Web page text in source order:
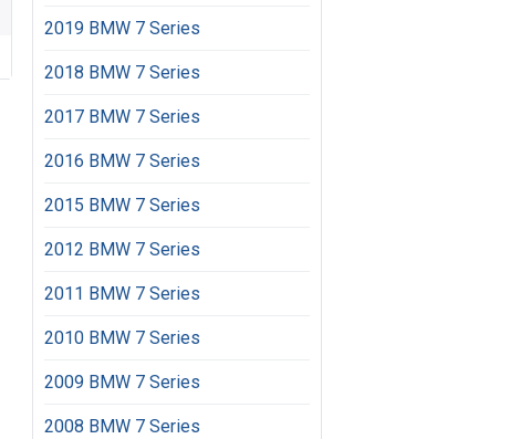
2019 BMW 7 Series
2018 BMW 7 Series
2017 BMW 7 Series
2016 BMW 7 Series
2015 BMW 7 Series
2012 BMW 7 Series
2011 BMW 7 Series
2010 BMW 7 Series
2009 BMW 7 Series
2008 BMW 7 Series